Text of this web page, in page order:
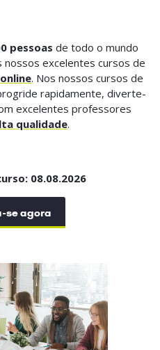
pessoas de todo o mundo
excelentes cursos de
. Nos nossos cursos de
rapidamente, diverte-
excelentes professores
qualidade.
08.08.2026
se agora